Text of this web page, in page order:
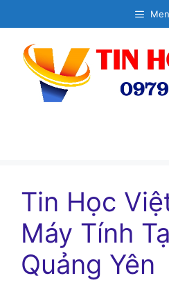
đến
dung
Tin Học
Máy Tính
Quảng Yên